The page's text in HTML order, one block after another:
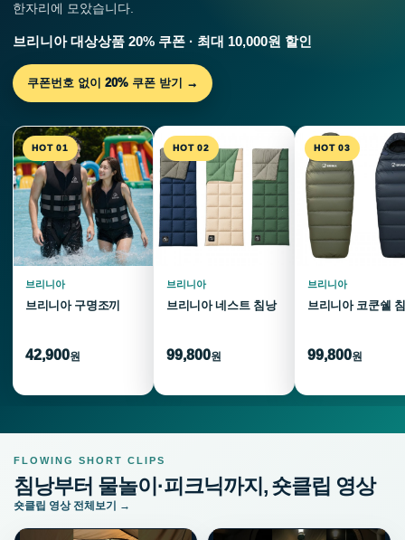
한자리에 모았습니다.
브리니아 대상상품 20% 쿠폰 · 최대 10,000원 할인
쿠폰번호 없이 20% 쿠폰 받기 →
HOT 01
브리니아
브리니아 구명조끼
42,900원
HOT 02
브리니아
브리니아 네스트 침낭
99,800원
HOT 03
브리니아
브리니아 코쿤쉘
99,800원
FLOWING SHORT CLIPS
침낭부터 물놀이·피크닉까지, 숏클립 영상
숏클립 영상 전체보기 →